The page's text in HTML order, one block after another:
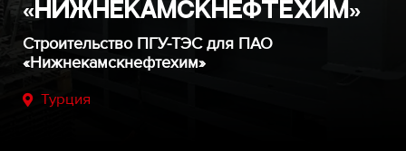
«Нижнекамскнефтехим»
Cтроительство ПГУ-ТЭС для ПАО
«Нижнекамскнефтехим»
Турция